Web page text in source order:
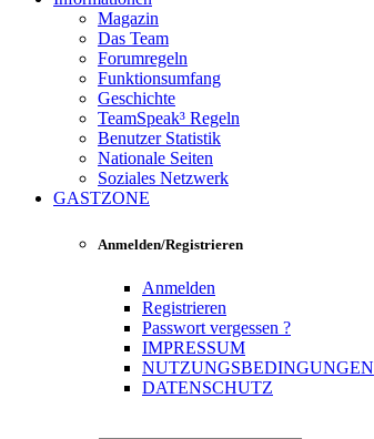
Magazin
Das Team
Forumregeln
Funktionsumfang
Geschichte
TeamSpeak³ Regeln
Benutzer Statistik
Nationale Seiten
Soziales Netzwerk
GASTZONE
Anmelden/Registrieren
Anmelden
Registrieren
Passwort vergessen ?
IMPRESSUM
NUTZUNGSBEDINGUNGEN
DATENSCHUTZ